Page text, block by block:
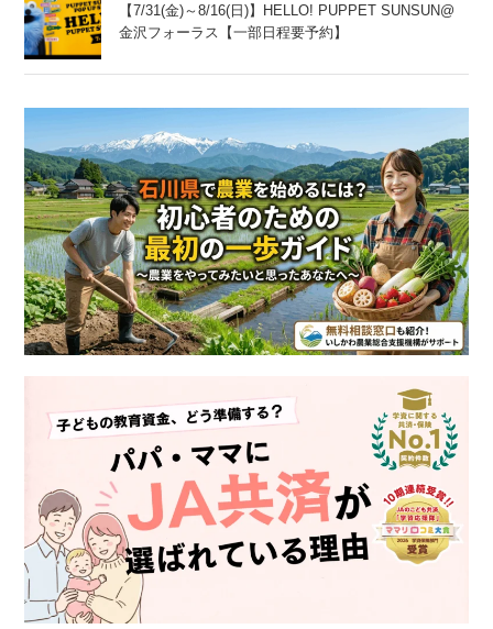
【7/31(金)～8/16(日)】HELLO! PUPPET SUNSUN@
金沢フォーラス【一部日程要予約】